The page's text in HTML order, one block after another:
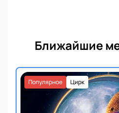
Ближайшие
Цирк
Популярное